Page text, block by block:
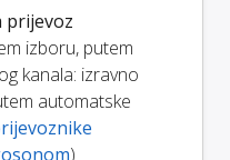
prijevoz
izboru, putem
kanala: izravno
automatske
)